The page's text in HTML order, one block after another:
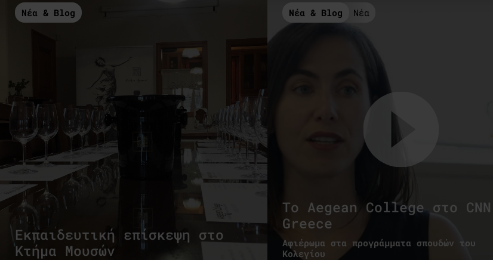
Νέα & Blog
Εκπαιδευτική επίσκεψη στο
Κτήμα Μουσών
Νέα & Blog Νέα
To Aegean College στο CNN
Greece
Αφιέρωμα στα προγράμματα σπουδών του
Κολεγίου